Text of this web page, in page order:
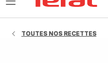
Ouvrir
TOUTES NOS RECETTES